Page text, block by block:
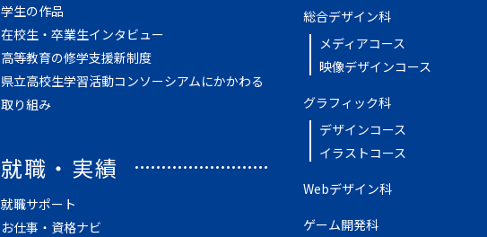
学生の作品
在校生・卒業生インタビュー
高等教育の修学支援新制度
県立高校生学習活動コンソーシアムにかかわる
取り組み
総合デザイン科
メディアコース
映像デザインコース
グラフィック科
デザインコース
イラストコース
Webデザイン科
ゲーム開発科
就職・実績
就職サポート
お仕事・資格ナビ